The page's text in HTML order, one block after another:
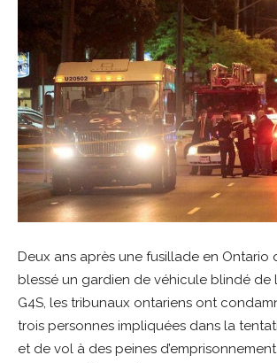
Deux ans après une fusillade en Ontario
blessé un gardien de véhicule blindé de
G4S, les tribunaux ontariens ont
trois personnes impliquées dans la
et de vol à des peines